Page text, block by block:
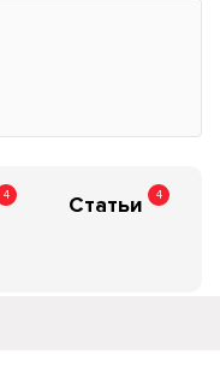
4 Статьи 4